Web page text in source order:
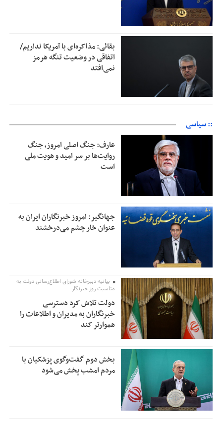
بقائی: مذاکره‌ای با آمریکا نداریم/
اتفاقی در وضعیت تنگه هرمز
نمی‌افتد
:: سیاسی
عارف: جنگ اصلی امروز، جنگ
روایت‌ها بر سر امید و هویت ملی
است
جهانگیر: امروز خبرنگاران ایران به
عنوان خار چشم می‌درخشند
بیانیه دبیرخانه شورای اطلاع‌رسانی دولت به
مناسبت روز خبرنگار:
دولت تلاش کرد دسترسی
خبرنگاران به مدیران و اطلاعات را
هموارتر کند
بخش دوم گفت‌وگوی پزشکیان با
مردم امشب پخش می‌شود